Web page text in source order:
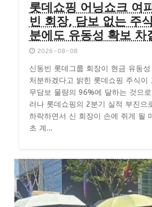
롯데쇼핑 어닝쇼크 여
빈 회장, 담보 없는 주
분에도 유동성 확보 차
2026-08-08
신동빈 롯데그룹 회장이 현금 유동
처분하겠다고 밝힌 롯데쇼핑 주식이
무담보 물량의 96%에 달하는 것으
러나 롯데쇼핑의 2분기 실적 부진으
하락하면서 신 회장이 손에 쥐게 될
초 계...